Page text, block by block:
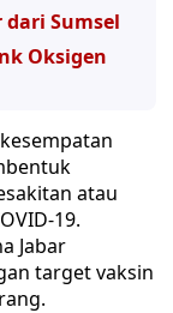
dari Sumsel
Oksigen
atau
19.
Jabar
target vaksin